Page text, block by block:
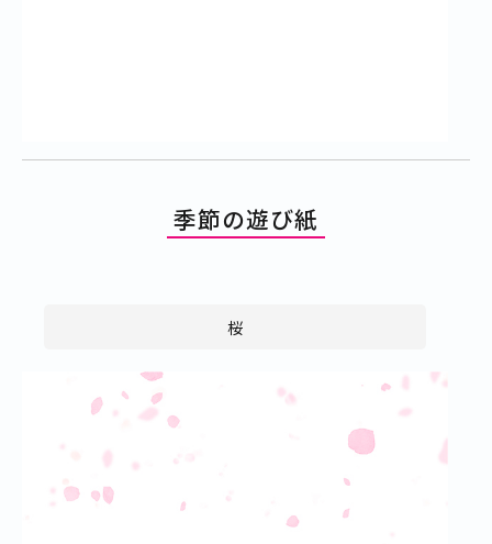
季節の遊び紙
桜